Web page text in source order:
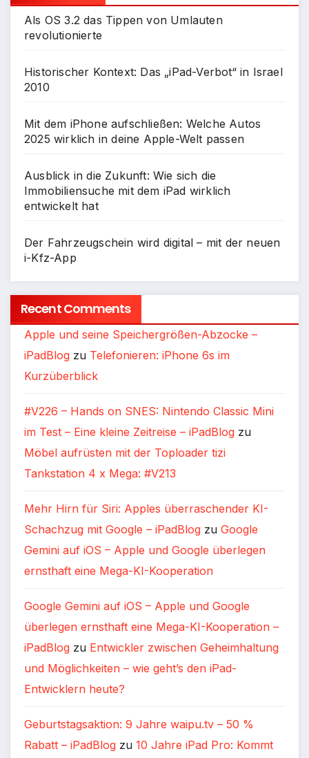
Als OS 3.2 das Tippen von Umlauten
revolutionierte
Historischer Kontext: Das „iPad-Verbot“ in Israel
2010
Mit dem iPhone aufschließen: Welche Autos
2025 wirklich in deine Apple-Welt passen
Ausblick in die Zukunft: Wie sich die
Immobiliensuche mit dem iPad wirklich
entwickelt hat
Der Fahrzeugschein wird digital – mit der neuen
i-Kfz-App
Recent Comments
Apple und seine Speichergrößen-Abzocke –
iPadBlog zu Telefonieren: iPhone 6s im
Kurzüberblick
#V226 – Hands on SNES: Nintendo Classic Mini
im Test – Eine kleine Zeitreise – iPadBlog zu
Möbel aufrüsten mit der Toploader tizi
Tankstation 4 x Mega: #V213
Mehr Hirn für Siri: Apples überraschender KI-
Schachzug mit Google – iPadBlog zu Google
Gemini auf iOS – Apple und Google überlegen
ernsthaft eine Mega-KI-Kooperation
Google Gemini auf iOS – Apple und Google
überlegen ernsthaft eine Mega-KI-Kooperation –
iPadBlog zu Entwickler zwischen Geheimhaltung
und Möglichkeiten – wie geht’s den iPad-
Entwicklern heute?
Geburtstagsaktion: 9 Jahre waipu.tv – 50 %
Rabatt – iPadBlog zu 10 Jahre iPad Pro: Kommt